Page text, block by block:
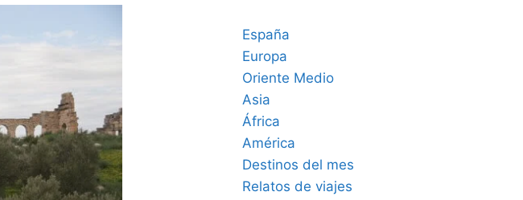
España
Europa
Oriente Medio
Asia
África
América
Destinos del mes
Relatos de viajes